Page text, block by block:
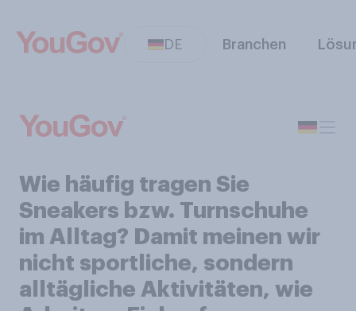
DE Branchen
Wie häufig tragen Sie
Sneakers bzw. Turnschuhe
im Alltag? Damit meinen wir
nicht sportliche, sondern
alltägliche Aktivitäten, wie